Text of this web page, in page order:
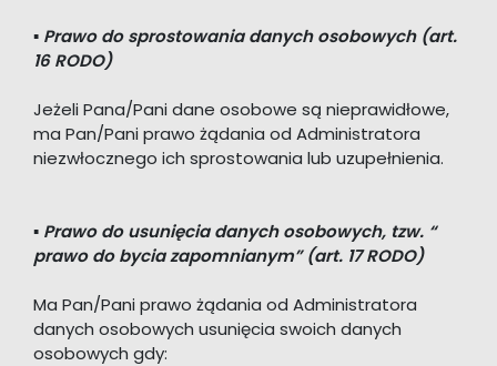
▪ Prawo do sprostowania danych osobowych (art.
16 RODO)
Jeżeli Pana/Pani dane osobowe są nieprawidłowe,
ma Pan/Pani prawo żądania od Administratora
niezwłocznego ich sprostowania lub uzupełnienia.
▪ Prawo do usunięcia danych osobowych, tzw. “
prawo do bycia zapomnianym” (art. 17 RODO)
Ma Pan/Pani prawo żądania od Administratora
danych osobowych usunięcia swoich danych
osobowych gdy: